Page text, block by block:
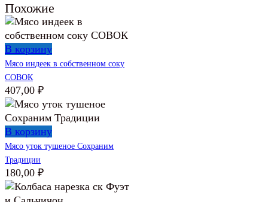
Похожие
В корзину
Мясо индеек в собственном соку
СОВОК
407,00 ₽
В корзину
Мясо уток тушеное Сохраним
Традиции
180,00 ₽